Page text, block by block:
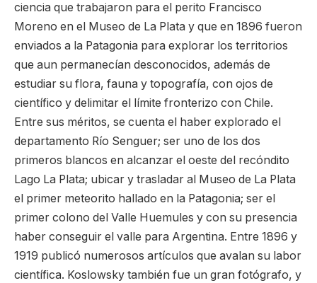
ciencia que trabajaron para el perito Francisco
Moreno en el Museo de La Plata y que en 1896 fueron
enviados a la Patagonia para explorar los territorios
que aun permanecían desconocidos, además de
estudiar su flora, fauna y topografía, con ojos de
científico y delimitar el límite fronterizo con Chile.
Entre sus méritos, se cuenta el haber explorado el
departamento Río Senguer; ser uno de los dos
primeros blancos en alcanzar el oeste del recóndito
Lago La Plata; ubicar y trasladar al Museo de La Plata
el primer meteorito hallado en la Patagonia; ser el
primer colono del Valle Huemules y con su presencia
haber conseguir el valle para Argentina. Entre 1896 y
1919 publicó numerosos artículos que avalan su labor
científica. Koslowsky también fue un gran fotógrafo, y